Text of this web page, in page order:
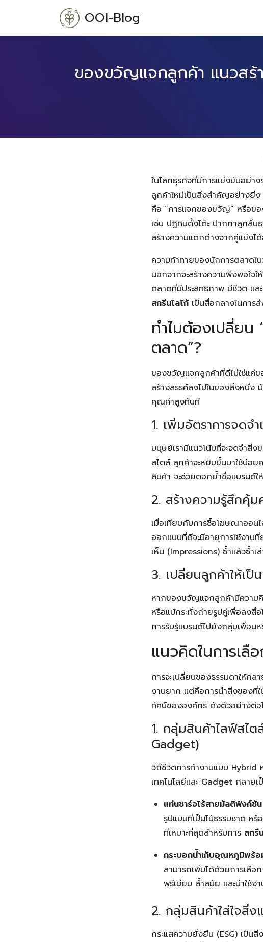
content
OOI-Blog
ของขวัญแจกลูกค้า แนวสร้
ในโลกธุรกิจที่มีการแข่งขันอย่า
ลูกค้าใหม่เป็นสิ่งสำคัญอย่างยิ่
คือ “การแจกของขวัญ” หรือข
เช่น ปฏิทินตั้งโต๊ะ ปากกาลูกลื่น
สร้างความแตกต่างจากคู่แข่งไ
ความท้าทายของนักการตลาดใ
นอกจากจะสร้างความพึงพอใจ
ตลาดที่มีประสิทธิภาพ มีชีวิต แ
สกรีนโลโก้ เป็นสื่อกลางในกา
ทำไมต้องเปลี่ยน
ตลาด”?
ของขวัญแจกลูกค้าที่ดีไม่ใช่แค่ข
สร้างสรรค์ลงไปในของสิ่งหนึ่ง
คุณค่าสูงทันที
1. เพิ่มอัตราการจด
มนุษย์เรามีแนวโน้มที่จะจดจำสิ่
สไตล์ ลูกค้าจะหยิบขึ้นมาใช้บ่อย
สินค้า จะช่วยตอกย้ำชื่อแบรนด์
2. สร้างความรู้สึกคุ้
เมื่อเทียบกับการซื้อโฆษณาออ
ออกแบบที่ดีจะมีอายุการใช้งาน
เห็น (Impressions) ซ้ำแล้วซ้ำ
3. เปลี่ยนลูกค้าให้เ
หากของขวัญแจกลูกค้ามีความคิ
หรือแม้กระทั่งถ่ายรูปคู่เพื่อลงสื่
การรับรู้แบรนด์ไปยังกลุ่มเพื่อน
แนวคิดในการเ
การจะเปลี่ยนของธรรมดาให้กล
งานยาก แต่คือการนำสิ่งของที่
ทัศน์ขององค์กร ดังตัวอย่างต่อ
1. กลุ่มสินค้าไลฟ์สไ
Gadget)
วิถีชีวิตการทำงานแบบ Hybrid
เทคโนโลยีและ Gadget กลาย
แท่นชาร์จไร้สายมัลติฟังก์
รูปแบบที่เป็นไม้ธรรมชาติ ห
ที่เหมาะที่สุดสำหรับการ สกรี
กระบอกน้ำเก็บอุณหภูมิพร้
สามารถเพิ่มได้ด้วยการเลื
พรีเมียม ล้ำสมัย และน่าใช้งา
2. กลุ่มสินค้าใส่ใจสิ่
กระแสความยั่งยืน (ESG) เป็น